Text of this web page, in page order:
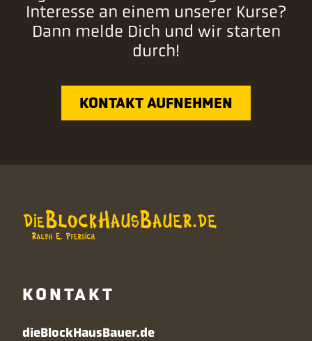
Interesse an einem unserer Kurse?
Dann melde Dich und wir starten
durch!
KONTAKT AUFNEHMEN
KONTAKT
dieBlockHausBauer.de